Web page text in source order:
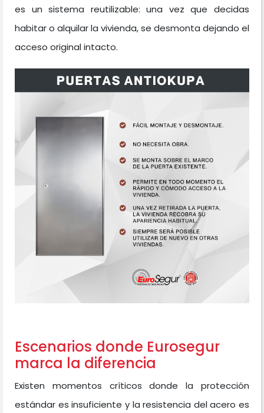
es un sistema reutilizable: una vez que decidas
habitar o alquilar la vivienda, se desmonta dejando el
acceso original intacto.
Escenarios donde Eurosegur
marca la diferencia
Existen momentos críticos donde la protección
estándar es insuficiente y la resistencia del acero es